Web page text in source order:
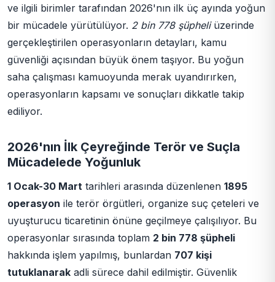
ve ilgili birimler tarafından 2026'nın ilk üç ayında yoğun
bir mücadele yürütülüyor. 2 bin 778 şüpheliüzerinde
gerçekleştirilen operasyonların detayları, kamu
güvenliği açısından büyük önem taşıyor. Bu yoğun
saha çalışması kamuoyunda merak uyandırırken,
operasyonların kapsamı ve sonuçları dikkatle takip
ediliyor.
2026'nın İlk Çeyreğinde Terör ve Suçla
Mücadelede Yoğunluk
1 Ocak-30 Mart tarihleri arasında düzenlenen 1895
operasyon ile terör örgütleri, organize suç çeteleri ve
uyuşturucu ticaretinin önüne geçilmeye çalışılıyor. Bu
operasyonlar sırasında toplam 2 bin 778 şüpheli
hakkında işlem yapılmış, bunlardan 707 kişi
tutuklanarak adli sürece dahil edilmiştir. Güvenlik